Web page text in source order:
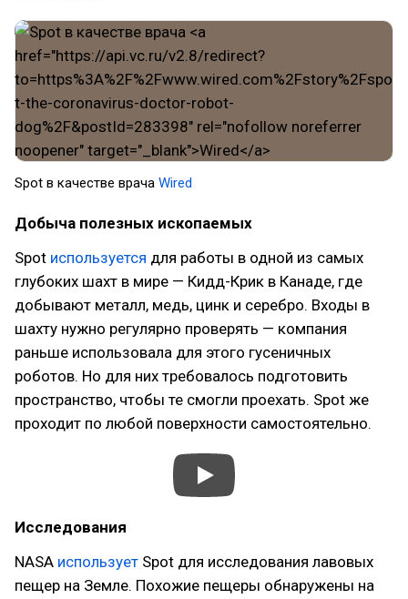
Spot в качестве врача Wired
Добыча полезных ископаемых
Spot используется для работы в одной из самых
глубоких шахт в мире — Кидд-Крик в Канаде, где
добывают металл, медь, цинк и серебро. Входы в
шахту нужно регулярно проверять — компания
раньше использовала для этого гусеничных
роботов. Но для них требовалось подготовить
пространство, чтобы те смогли проехать. Spot же
проходит по любой поверхности самостоятельно.
Исследования
NASA использует Spot для исследования лавовых
пещер на Земле. Похожие пещеры обнаружены на